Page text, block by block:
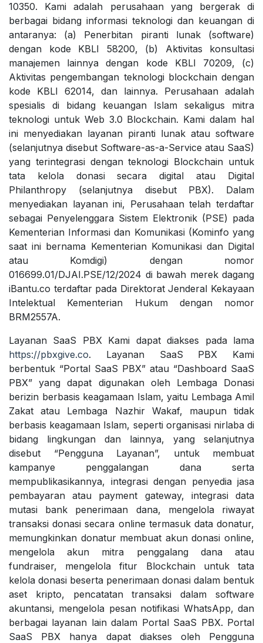
10350. Kami adalah perusahaan yang bergerak di
berbagai bidang informasi teknologi dan keuangan di
antaranya: (a) Penerbitan piranti lunak (software)
dengan kode KBLI 58200, (b) Aktivitas konsultasi
manajemen lainnya dengan kode KBLI 70209, (c)
Aktivitas pengembangan teknologi blockchain dengan
kode KBLI 62014, dan lainnya. Perusahaan adalah
spesialis di bidang keuangan Islam sekaligus mitra
teknologi untuk Web 3.0 Blockchain. Kami dalam hal
ini menyediakan layanan piranti lunak atau software
(selanjutnya disebut Software-as-a-Service atau SaaS)
yang terintegrasi dengan teknologi Blockchain untuk
tata kelola donasi secara digital atau Digital
Philanthropy (selanjutnya disebut PBX). Dalam
menyediakan layanan ini, Perusahaan telah terdaftar
sebagai Penyelenggara Sistem Elektronik (PSE) pada
Kementerian Informasi dan Komunikasi (Kominfo yang
saat ini bernama Kementerian Komunikasi dan Digital
atau Komdigi) dengan nomor
016699.01/DJAI.PSE/12/2024 di bawah merek dagang
iBantu.co terdaftar pada Direktorat Jenderal Kekayaan
Intelektual Kementerian Hukum dengan nomor
BRM2557A.
Layanan SaaS PBX Kami dapat diakses pada lama
https://pbxgive.co. Layanan SaaS PBX Kami
berbentuk “Portal SaaS PBX” atau “Dashboard SaaS
PBX” yang dapat digunakan oleh Lembaga Donasi
berizin berbasis keagamaan Islam, yaitu Lembaga Amil
Zakat atau Lembaga Nazhir Wakaf, maupun tidak
berbasis keagamaan Islam, seperti organisasi nirlaba di
bidang lingkungan dan lainnya, yang selanjutnya
disebut “Pengguna Layanan”, untuk membuat
kampanye penggalangan dana serta
mempublikasikannya, integrasi dengan penyedia jasa
pembayaran atau payment gateway, integrasi data
mutasi bank penerimaan dana, mengelola riwayat
transaksi donasi secara online termasuk data donatur,
memungkinkan donatur membuat akun donasi online,
mengelola akun mitra penggalang dana atau
fundraiser, mengelola fitur Blockchain untuk tata
kelola donasi beserta penerimaan donasi dalam bentuk
aset kripto, pencatatan transaksi dalam software
akuntansi, mengelola pesan notifikasi WhatsApp, dan
berbagai layanan lain dalam Portal SaaS PBX. Portal
SaaS PBX hanya dapat diakses oleh Pengguna